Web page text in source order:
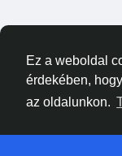
Ez a weboldal
érdekében,
az oldalunkon.